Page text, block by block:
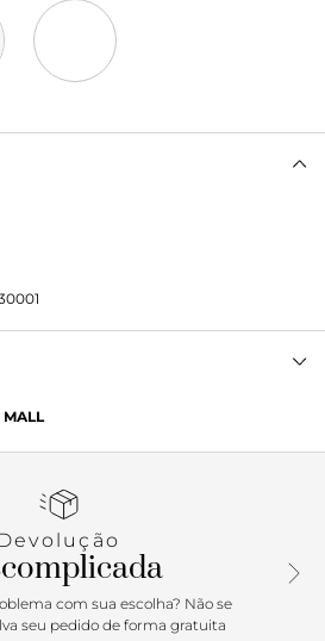
matelassê é o acessório perfeito
e funcionalidade. O fechamento
organização eficiente. Na
para complementar
MALL
Devolução
com sua escolha? Não se
seu pedido de forma gratuita